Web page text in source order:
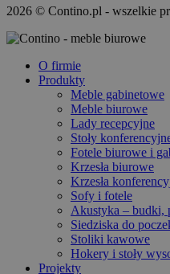
2026 © Contino.pl - wszelkie
O firmie
Produkty
Meble gabinetowe
Meble biurowe
Lady recepcyjne
Stoły
Fotele biurowe i
Krzesła biurowe
Krzesła
Sofy i fotele
Akustyka – budki,
Siedziska do
Stoliki kawowe
Hokery i stoły
Projekty